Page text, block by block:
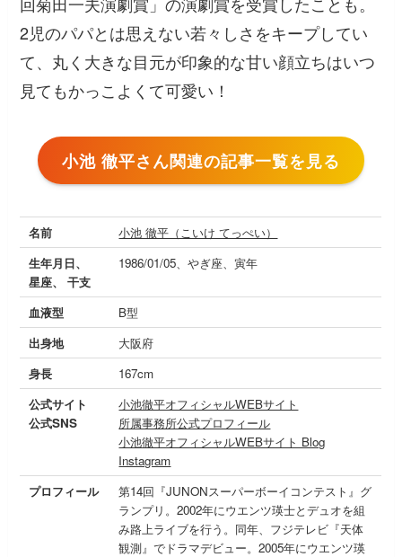
2児のパパとは思えない若々しさをキープしてい
て、丸く大きな目元が印象的な甘い顔立ちはいつ
見てもかっこよくて可愛い！
小池 徹平さん関連の記事一覧を見る
名前
小池 徹平（こいけ てっぺい）
生年月日、
星座、 干支
1986/01/05、やぎ座、寅年
血液型
B型
出身地
大阪府
身長
167cm
公式サイト
公式SNS
小池徹平オフィシャルWEBサイト
所属事務所公式プロフィール
小池徹平オフィシャルWEBサイト Blog
Instagram
プロフィール
第14回『JUNONスーパーボーイコンテスト』グ
ランプリ。2002年にウエンツ瑛士とデュオを組
み路上ライブを行う。同年、フジテレビ『天体
観測』でドラマデビュー。2005年にウエンツ瑛